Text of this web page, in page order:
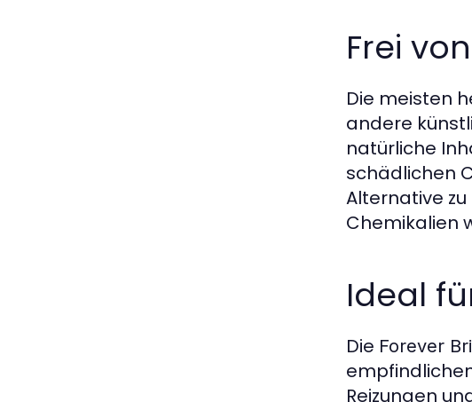
Frei
Die meisten
andere
natürliche
schädlichen
Alternative
Chemikalien
Ideal
Die Forever
Reizungen